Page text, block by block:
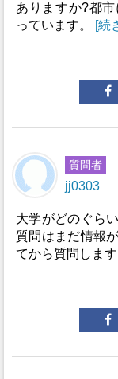
ありますか?都
っています。
[続
質問者
jj0303
大学がどのぐら
質問はまだ情報
てから質問します